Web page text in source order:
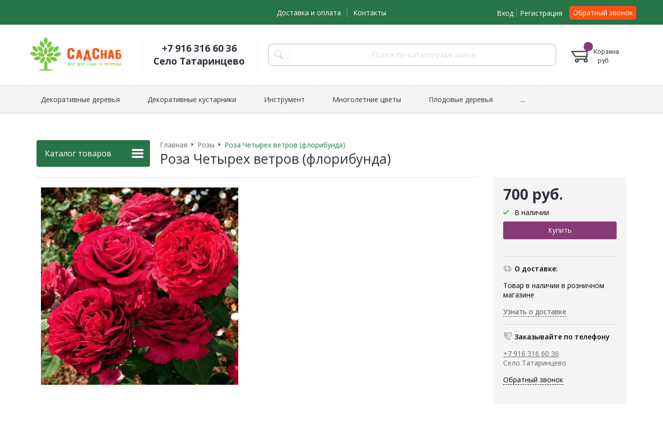
Доставка и оплата Контакты Вход Регистрация Обратный звонок
+7 916 316 60 36
Село Татаринцево
Корзина
руб.
Декоративные деревья Декоративные кустарники Инструмент Многолетние цветы Плодовые деревья ...
Каталог товаров
Главная Розы Роза Четырех ветров (флорибунда)
Роза Четырех ветров (флорибунда)
700 руб.
В наличии
О доставке:
Товар в наличии в розничном
магазине
Узнать о доставке
Заказывайте по телефону
+7 916 316 60 36
Село Татаринцево
Обратный звонок